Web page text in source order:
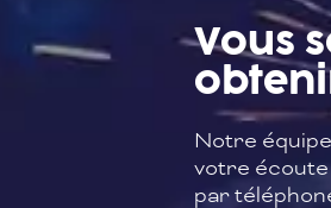
Vous
Notre
votre écoute
par